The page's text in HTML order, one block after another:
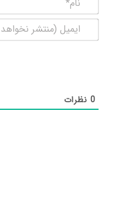
0نظرات